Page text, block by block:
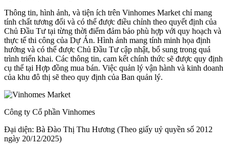
Thông tin, hình ảnh, và tiện ích trên Vinhomes Market chỉ mang
tính chất tương đối và có thể được điều chỉnh theo quyết định của
Chủ Đầu Tư tại từng thời điểm đảm bảo phù hợp với quy hoạch và
thực tế thi công của Dự Án. Hình ảnh mang tính minh họa định
hướng và có thể được Chủ Đầu Tư cập nhật, bổ sung trong quá
trình triển khai. Các thông tin, cam kết chính thức sẽ được quy định
cụ thể tại Hợp đồng mua bán. Việc quản lý vận hành và kinh doanh
của khu đô thị sẽ theo quy định của Ban quản lý.
Công ty Cổ phần Vinhomes
Đại diện: Bà Đào Thị Thu Hương (Theo giấy uỷ quyền số 2012
ngày 20/12/2025)